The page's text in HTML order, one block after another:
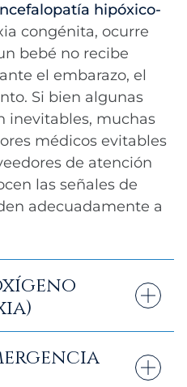
hipóxico-
congénita, ocurre
bebé no recibe
el embarazo, el
Si bien algunas
inevitables, muchas
médicos evitables
de atención
las señales de
adecuadamente a
en el cerebro